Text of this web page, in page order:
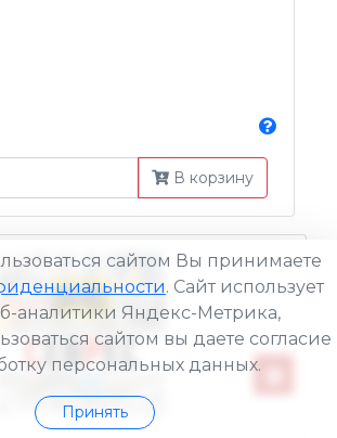
В корзину
сайтом Вы принимаете
. Сайт использует
аналитики Яндекс-Метрика,
сайтом вы даете согласие
персональных данных.
Принять